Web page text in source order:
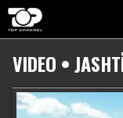
VIDEO •